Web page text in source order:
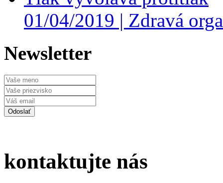
01/04/2019 | Zdravá
Newsletter
kontaktujte nás